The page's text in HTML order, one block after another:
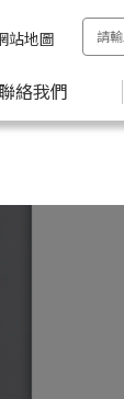
站地圖
絡我們